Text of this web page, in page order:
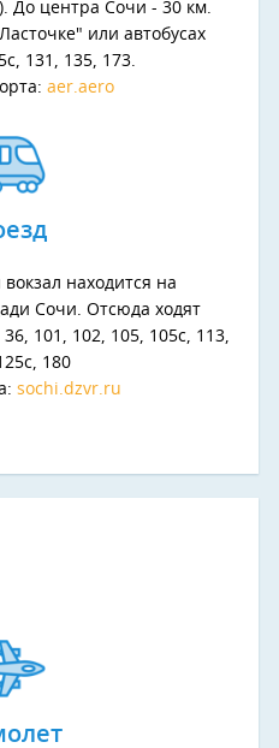
До центра Сочи - 30 км.
или автобусах
131, 135, 173.
aer.aero
находится на
Сочи. Отсюда ходят
101, 102, 105, 105с, 113,
180
sochi.dzvr.ru